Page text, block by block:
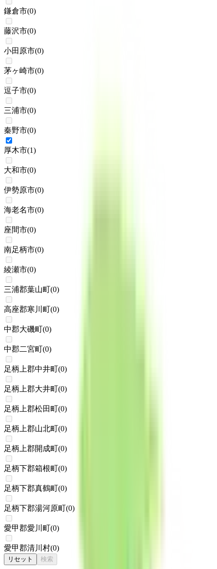
鎌倉市(0)
藤沢市(0)
小田原市(0)
茅ヶ崎市(0)
逗子市(0)
三浦市(0)
秦野市(0)
厚木市(1)
大和市(0)
伊勢原市(0)
海老名市(0)
座間市(0)
南足柄市(0)
綾瀬市(0)
三浦郡葉山町(0)
高座郡寒川町(0)
中郡大磯町(0)
中郡二宮町(0)
足柄上郡中井町(0)
足柄上郡大井町(0)
足柄上郡松田町(0)
足柄上郡山北町(0)
足柄上郡開成町(0)
足柄下郡箱根町(0)
足柄下郡真鶴町(0)
足柄下郡湯河原町(0)
愛甲郡愛川町(0)
愛甲郡清川村(0)
リセット 検索